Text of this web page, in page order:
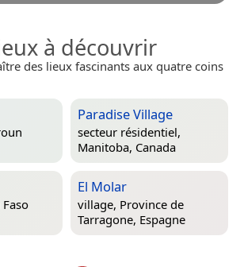
à découvrir
des lieux fascinants aux quatre coins
Paradise Village
secteur résidentiel,
Manitoba, Canada
El Molar
village, Province de
Tarragone, Espagne